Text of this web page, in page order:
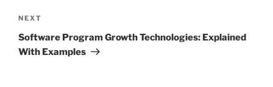
Next
Post
NEXT
Software Program Growth Technologies: Explained
With Examples